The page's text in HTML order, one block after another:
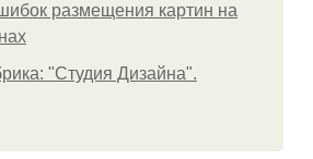
размещения картин на
"Студия Дизайна".